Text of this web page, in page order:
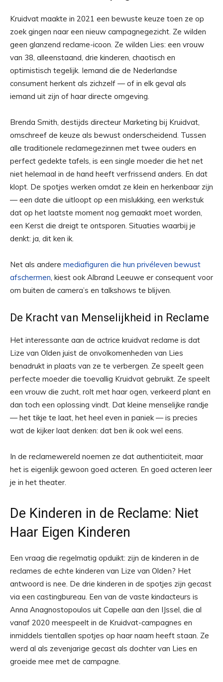
Kruidvat maakte in 2021 een bewuste keuze toen ze op
zoek gingen naar een nieuw campagnegezicht. Ze wilden
geen glanzend reclame-icoon. Ze wilden Lies: een vrouw
van 38, alleenstaand, drie kinderen, chaotisch en
optimistisch tegelijk. Iemand die de Nederlandse
consument herkent als zichzelf — of in elk geval als
iemand uit zijn of haar directe omgeving.
Brenda Smith, destijds directeur Marketing bij Kruidvat,
omschreef de keuze als bewust onderscheidend. Tussen
alle traditionele reclamegezinnen met twee ouders en
perfect gedekte tafels, is een single moeder die het net
niet helemaal in de hand heeft verfrissend anders. En dat
klopt. De spotjes werken omdat ze klein en herkenbaar zijn
— een date die uitloopt op een mislukking, een werkstuk
dat op het laatste moment nog gemaakt moet worden,
een Kerst die dreigt te ontsporen. Situaties waarbij je
denkt: ja, dit ken ik.
Net als andere mediafiguren die hun privéleven bewust
afschermen, kiest ook Albrand Leeuwe er consequent voor
om buiten de camera’s en talkshows te blijven.
De Kracht van Menselijkheid in Reclame
Het interessante aan de actrice kruidvat reclame is dat
Lize van Olden juist de onvolkomenheden van Lies
benadrukt in plaats van ze te verbergen. Ze speelt geen
perfecte moeder die toevallig Kruidvat gebruikt. Ze speelt
een vrouw die zucht, rolt met haar ogen, verkeerd plant en
dan toch een oplossing vindt. Dat kleine menselijke randje
— het tikje te laat, het heel even in paniek — is precies
wat de kijker laat denken: dat ben ik ook wel eens.
In de reclamewereld noemen ze dat authenticiteit, maar
het is eigenlijk gewoon goed acteren. En goed acteren leer
je in het theater.
De Kinderen in de Reclame: Niet
Haar Eigen Kinderen
Een vraag die regelmatig opduikt: zijn de kinderen in de
reclames de echte kinderen van Lize van Olden? Het
antwoord is nee. De drie kinderen in de spotjes zijn gecast
via een castingbureau. Een van de vaste kindacteurs is
Anna Anagnostopoulos uit Capelle aan den IJssel, die al
vanaf 2020 meespeelt in de Kruidvat-campagnes en
inmiddels tientallen spotjes op haar naam heeft staan. Ze
werd al als zevenjarige gecast als dochter van Lies en
groeide mee met de campagne.